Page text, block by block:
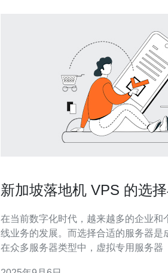
新加坡落地机 VPS 的选
在当前数字化时代，越来越多的企业和
线业务的发展。而选择合适的服务器是
在众多服务器类型中，虚拟专用服务器